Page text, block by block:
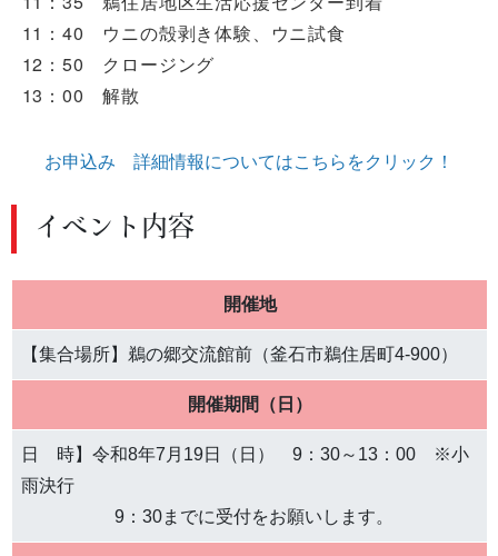
11：40 ウニの殻剥き体験、ウニ試食
12：50 クロージング
13：00 解散
お申込み 詳細情報についてはこちらをクリック！
イベント内容
開催地
【集合場所】鵜の郷交流館前（釜石市鵜住居町4-900）
開催期間（日）
日 時】令和8年7月19日（日） 9：30～13：00 ※小
雨決行
9：30までに受付をお願いします。